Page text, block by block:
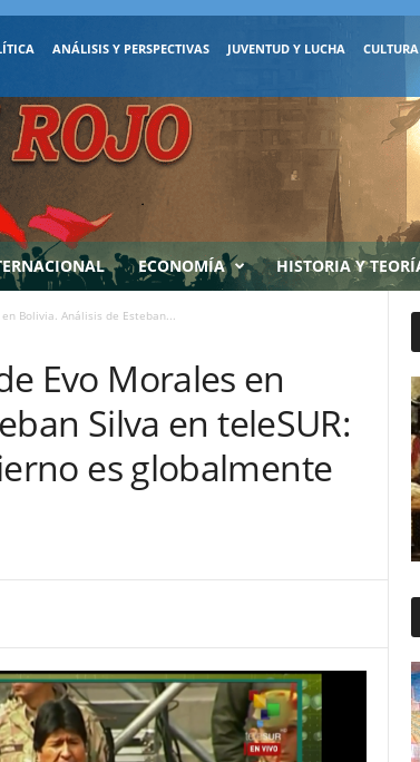
ANÁLISIS Y PERSPECTIVAS JUVENTUD Y LUCHA
ECONOMÍA HISTORIA Y
Bolivia. Análisis de Esteban...
Evo Morales en
Silva en teleSUR:
es globalmente